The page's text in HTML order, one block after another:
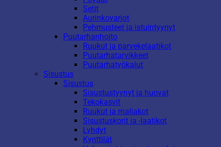
Setit
Aurinkovarjot
Pehmusteet ja istuintyynyt
Puutarhanhoito
Ruukut ja parvekelaatikot
Puutarhatarvikkeet
Puutarhatyökalut
Sisustus
Sisustus
Sisustustyynyt ja huovat
Tekokasvit
Ruukut ja maljakot
Sisustuskorit ja -laatikot
Lyhdyt
Kynttilät